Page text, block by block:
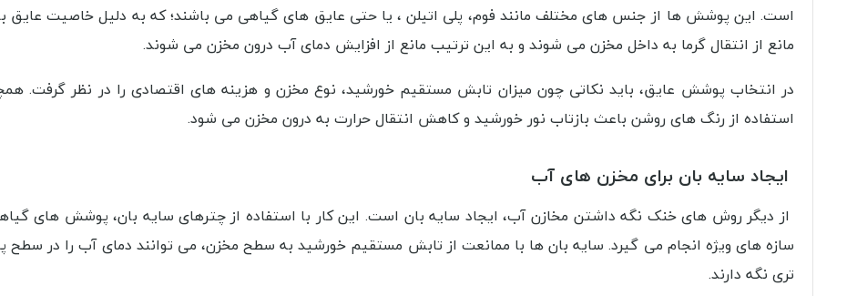
است. این پوشش‌ ها از جنس‌ های مختلف مانند فوم، پلی‌ اتیلن ، یا حتی عایق‌ های گیاهی می باشند؛ که به دلیل خاصیت عایق
مانع از انتقال گرما به داخل مخزن می‌ شوند و به این ترتیب مانع از افزایش دمای آب درون مخزن می‌ شوند.
در انتخاب پوشش عایق، باید نکاتی چون میزان تابش مستقیم خورشید، نوع مخزن و هزینه‌ های اقتصادی را در نظر گرفت.
استفاده از رنگ‌ های روشن باعث بازتاب نور خورشید و کاهش انتقال حرارت به درون مخزن می شود.
ایجاد سایه‌ بان برای مخزن های آب
از دیگر روش‌ های خنک نگه داشتن مخازن آب، ایجاد سایه‌ بان است. این کار با استفاده از چترهای سایه‌ بان، پوشش‌ های
سازه‌ های ویژه انجام می گیرد. سایه‌ بان‌ ها با ممانعت از تابش مستقیم خورشید به سطح مخزن، می‌ توانند دمای آب را در سطح
تری نگه دارند.